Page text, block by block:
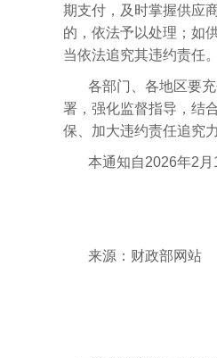
期支付，及时掌握供应
的，依法予以处理；如
当依法追究其违约责任
各部门、各地区要
署，强化监督指导，结
保、加大违约责任追究
本通知自2026年2
来源：财政部网站